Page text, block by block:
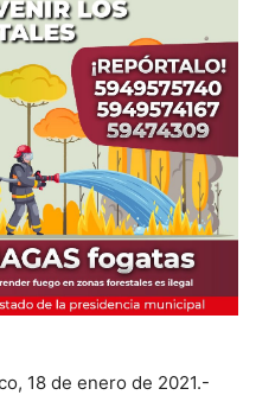
18 de enero de 2021.-